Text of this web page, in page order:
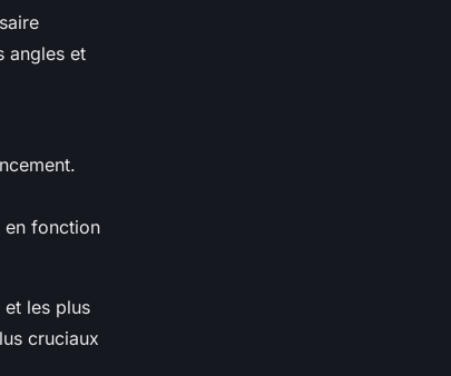
angles et
en fonction
les plus
cruciaux